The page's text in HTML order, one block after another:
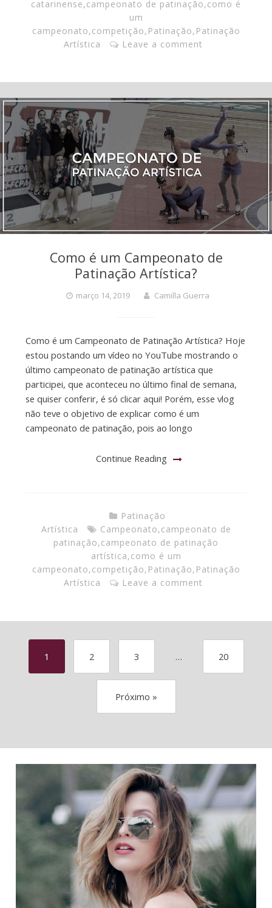
catarinense,campeonato de patinação,como é
um
campeonato,competição, Patinação, Patinação
Artística
Leave a comment
Como é um Campeonato de
Patinação Artística?
março 14, 2019 Camilla Guerra
Como é um Campeonato de Patinação Artística? Hoje
estou postando um vídeo no YouTube mostrando o
último campeonato de patinação artística que
participei, que aconteceu no último final de semana,
se quiser conferir, é só clicar aqui! Porém, esse vlog
não teve o objetivo de explicar como é um
campeonato de patinação, pois ao longo
Continue Reading
Patinação
Artística
Campeonato,campeonato de
patinação,campeonato de patinação
artística,como é um
campeonato,competição, Patinação, Patinação
Artística
Leave a comment
1 2 3 … 20
Próximo »